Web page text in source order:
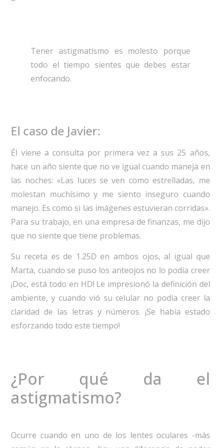
Tener astigmatismo es molesto porque
todo el tiempo sientes que debes estar
enfocando.
El caso de Javier:
Él viene a consulta por primera vez a sus 25 años,
hace un año siente que no ve igual cuando maneja en
las noches: «Las luces se ven como estrelladas, me
molestan muchísimo y me siento inseguro cuando
manejo. Es como si las imágenes estuvieran corridas».
Para su trabajo, en una empresa de finanzas, me dijo
que no siente que tiene problemas.
Su receta es de 1.25D en ambos ojos, al igual que
Marta, cuando se puso los anteojos no lo podía creer
¡Doc, está todo en HD! Le impresionó la definición del
ambiente, y cuando vió su celular no podía creer la
claridad de las letras y números. ¡Se había estado
esforzando todo este tiempo!
¿Por qué da el
astigmatismo?
Ocurre cuando en uno de los lentes oculares -más